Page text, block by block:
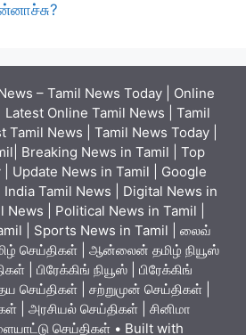
– Tamil News Today | Online
Online Tamil News | Tamil
Tamil News | Tamil News Today |
Breaking News in Tamil | Top
Update News in Tamil | Google
Tamil News | Digital News in
News | Political News in Tamil |
| Sports News in Tamil | லைவ்
செய்திகள் | ஆன்லைன் தமிழ் நியூஸ்
| பிரேக்கிங் நியூஸ் | பிரேக்கிங்
| சற்றுமுன் செய்திகள் |
| அரசியல் செய்திகள் | சினிமா
செய்திகள் • Built with